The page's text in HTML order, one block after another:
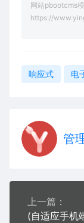
网站pbootcms
https://
响应式 电
管
上一篇：